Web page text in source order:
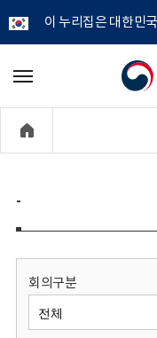
이 누리집은 대한민
개
정
보
메
기
-
회의구분